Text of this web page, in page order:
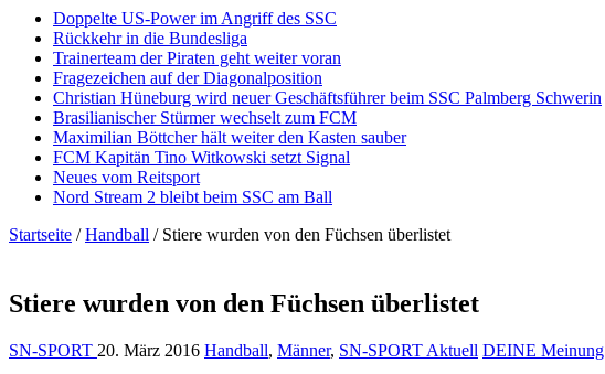
Doppelte US-Power im Angriff des SSC
Rückkehr in die Bundesliga
Trainerteam der Piraten geht weiter voran
Fragezeichen auf der Diagonalposition
Christian Hüneburg wird neuer Geschäftsführer beim SSC Palmberg Schwerin
Brasilianischer Stürmer wechselt zum FCM
Maximilian Böttcher hält weiter den Kasten sauber
FCM Kapitän Tino Witkowski setzt Signal
Neues vom Reitsport
Nord Stream 2 bleibt beim SSC am Ball
Startseite / Handball / Stiere wurden von den Füchsen überlistet
Stiere wurden von den Füchsen überlistet
SN-SPORT 20. März 2016 Handball, Männer, SN-SPORT Aktuell DEINE Meinung